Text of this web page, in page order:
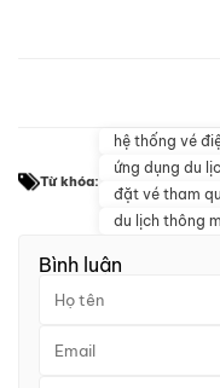
Từ khóa:
hệ thống vé
ứng dụng du
đặt vé tham
du lịch thông
Bình luận